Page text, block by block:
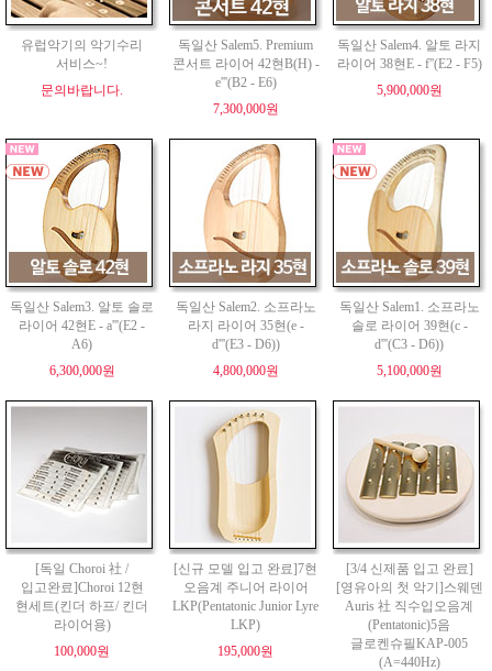
유럽악기의 악기수리
서비스~!
문의바랍니다.
독일산 Salem5. Premium
콘서트 라이어 42현B(H) -
e'''(B2 - E6)
7,300,000원
독일산 Salem4. 알토 라지
라이어 38현E - f''(E2 - F5)
5,900,000원
독일산 Salem3. 알토 솔로
라이어 42현E - a'''(E2 -
A6)
6,300,000원
독일산 Salem2. 소프라노
라지 라이어 35현(e -
d'''(E3 - D6))
4,800,000원
독일산 Salem1. 소프라노
솔로 라이어 39현(c -
d'''(C3 - D6))
5,100,000원
[독일 Choroi 社 /
입고완료]Choroi 12현
현세트(킨더 하프/ 킨더
라이어용)
100,000원
[신규 모델 입고 완료]7현
오음계 주니어 라이어
LKP(Pentatonic Junior Lyre
LKP)
195,000원
[3/4 신제품 입고 완료]
[영유아의 첫 악기]스웨덴
Auris 社 직수입오음계
(Pentatonic)5음
글로켄슈필KAP-005
(A=440Hz)